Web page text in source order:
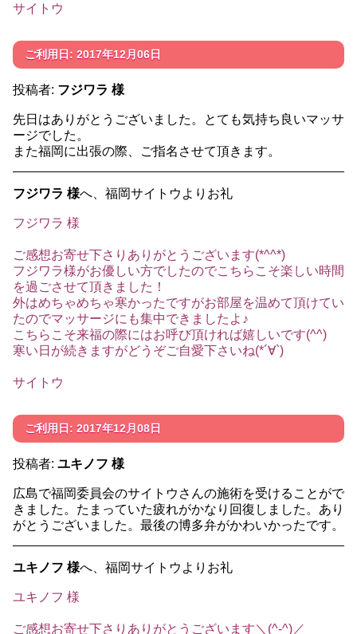
サイトウ
ご利用日: 2017年12月06日
投稿者: フジワラ 様
先日はありがとうございました。とても気持ち良いマッサ
ージでした。
また福岡に出張の際、ご指名させて頂きます。
フジワラ 様へ、福岡サイトウよりお礼
フジワラ 様
ご感想お寄せ下さりありがとうございます(*^^*)
フジワラ様がお優しい方でしたのでこちらこそ楽しい時間
を過ごさせて頂きました！
外はめちゃめちゃ寒かったですがお部屋を温めて頂けてい
たのでマッサージにも集中できましたよ♪
こちらこそ来福の際にはお呼び頂ければ嬉しいです(^^)
寒い日が続きますがどうぞご自愛下さいね(*´∀`)
サイトウ
ご利用日: 2017年12月08日
投稿者: ユキノフ 様
広島で福岡委員会のサイトウさんの施術を受けることがで
きました。たまっていた疲れがかなり回復しました。あり
がとうございました。最後の博多弁がかわいかったです。
ユキノフ 様へ、福岡サイトウよりお礼
ユキノフ 様
ご感想お寄せ下さりありがとうございます＼(^-^)／